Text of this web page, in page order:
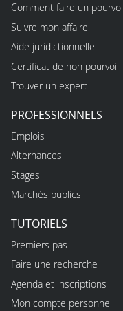
Comment faire un pourvoi
Suivre mon affaire
Aide juridictionnelle
Certificat de non pourvoi
Trouver un expert
PROFESSIONNELS
Emplois
Alternances
Stages
Marchés publics
TUTORIELS
Premiers pas
Faire une recherche
Agenda et inscriptions
Mon compte personnel